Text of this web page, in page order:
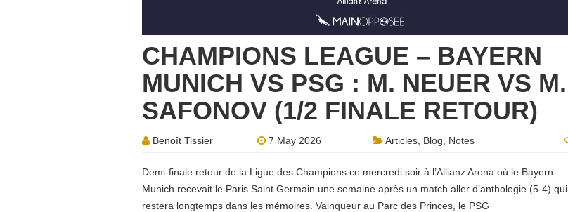
CHAMPIONS LEAGUE – BAYERN
MUNICH VS PSG : M. NEUER VS M.
SAFONOV (1/2 FINALE RETOUR)
Benoît Tissier 7 May 2026 Articles Blog Notes
Demi-finale retour de la Ligue des Champions ce mercredi soir à l’Allianz Arena où le Bayern
Munich recevait le Paris Saint Germain une semaine après un match aller d’anthologie (5-4) qui
restera longtemps dans les mémoires. Vainqueur au Parc des Princes, le PSG